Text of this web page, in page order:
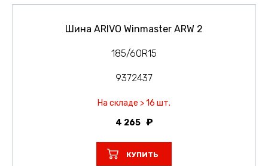
Шина ARIVO Winmaster ARW 2
185/60R15
9372437
На складе > 16 шт.
4 265
КУПИТЬ